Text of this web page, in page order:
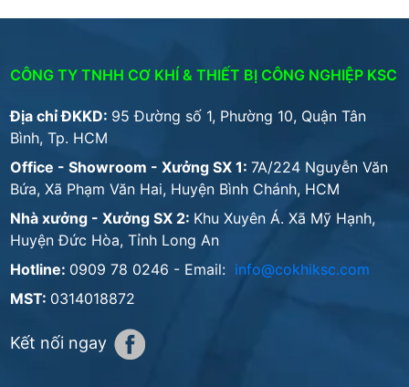
CÔNG TY TNHH CƠ KHÍ & THIẾT BỊ CÔNG NGHIỆP KSC
Địa chỉ ĐKKD: 95 Đường số 1, Phường 10, Quận Tân
Bình, Tp. HCM
Office - Showroom - Xưởng SX 1:7A/224 Nguyễn Văn
Bứa, Xã Phạm Văn Hai, Huyện Bình Chánh, HCM
Nhà xưởng - Xưởng SX 2: Khu Xuyên Á. Xã Mỹ Hạnh,
Huyện Đức Hòa, Tỉnh Long An
Hotline: 0909 78 0246 - Email: info@cokhiksc.com
MST: 0314018872
Kết nối ngay